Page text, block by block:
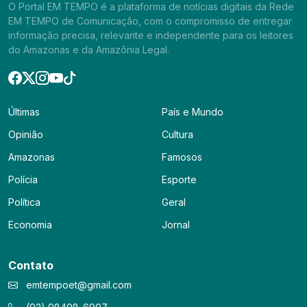
O Portal EM TEMPO é a plataforma de notícias digitais da Rede
EM TEMPO de Comunicação, com o compromisso de entregar
informação precisa, relevante e independente para os leitores
do Amazonas e da Amazônia Legal.
Últimas
Opinião
Amazonas
Polícia
Política
Economia
País e Mundo
Cultura
Famosos
Esporte
Geral
Jornal
Contato
emtempoet@gmail.com